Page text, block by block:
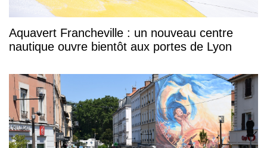
Aquavert Francheville : un nouveau centre
nautique ouvre bientôt aux portes de Lyon